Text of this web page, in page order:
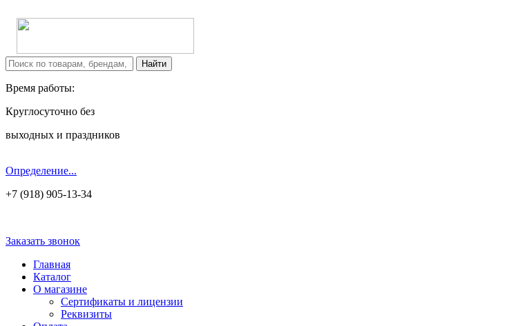
Время работы:
Круглосуточно без
выходных и праздников
Определение...
+7 (918) 905-13-34
Заказать звонок
Главная
Каталог
О магазине
Сертификаты и лицензии
Реквизиты